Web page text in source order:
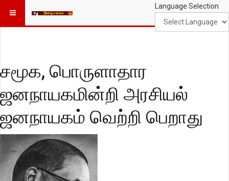
Language Selection
சமூக, பொருளாதார
ஜனநாயகமின்றி அரசியல்
ஜனநாயகம் வெற்றி பெறாது